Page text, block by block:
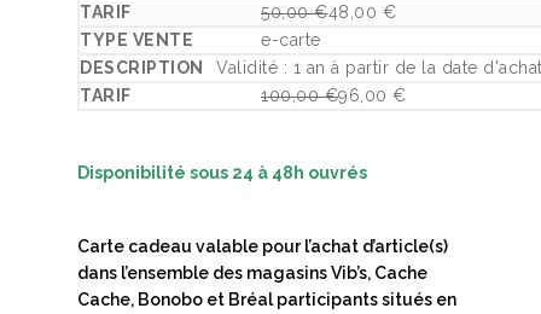
50,00€
Le prix initial était : 50,00 €.
48,00 €
Le prix actuel est : 48,00 €.
e-carte
Validité : 1 an à partir de la date
100,00€96,00 €
Disponibilité sous 24 à 48h ouvrés
Carte cadeau valable pour l’achat d’article(s)
dans l’ensemble des magasins Vib’s, Cache
Cache, Bonobo et Bréal participants situés en